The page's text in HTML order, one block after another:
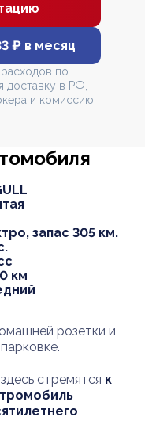
запас 305 км.
км
розетки и
стремятся к
₽ в месяц
по
доставку в РФ,
и комиссию